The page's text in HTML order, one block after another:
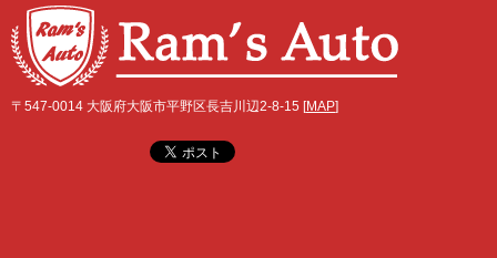
〒547-0014 大阪府大阪市平野区長吉川辺2-8-15 [MAP]